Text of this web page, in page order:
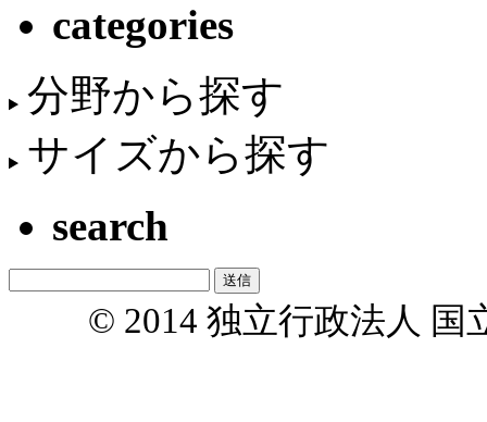
categories
分野から探す
サイズから探す
search
© 2014 独立行政法人 国